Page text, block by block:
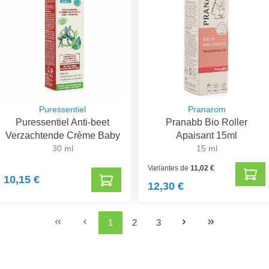
Puressentiel
Puressentiel Anti-beet
Verzachtende Crème Baby
30 ml
10,15 €
Pranarom
Pranabb Bio Roller
Apaisant 15ml
15 ml
Variantes de11,02 €
12,30 €
1 2 3